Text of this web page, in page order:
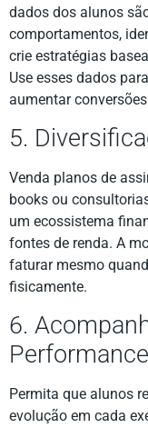
dados dos alunos
comportamentos,
crie estratégias
Use esses dados
aumentar
5.
Venda planos de
books ou
um ecossistema
fontes de renda. A
faturar mesmo
fisicamente.
6.
Permita que alunos
evolução em cada